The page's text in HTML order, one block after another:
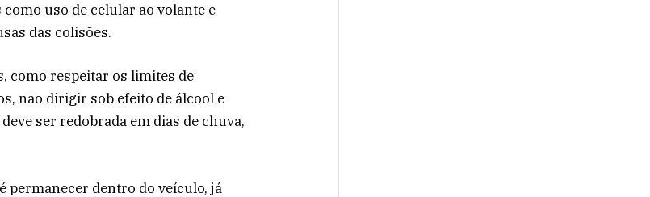
uso de celular ao volante e
das colisões.
como respeitar os limites de
não dirigir sob efeito de álcool e
ser redobrada em dias de chuva,
permanecer dentro do veículo, já